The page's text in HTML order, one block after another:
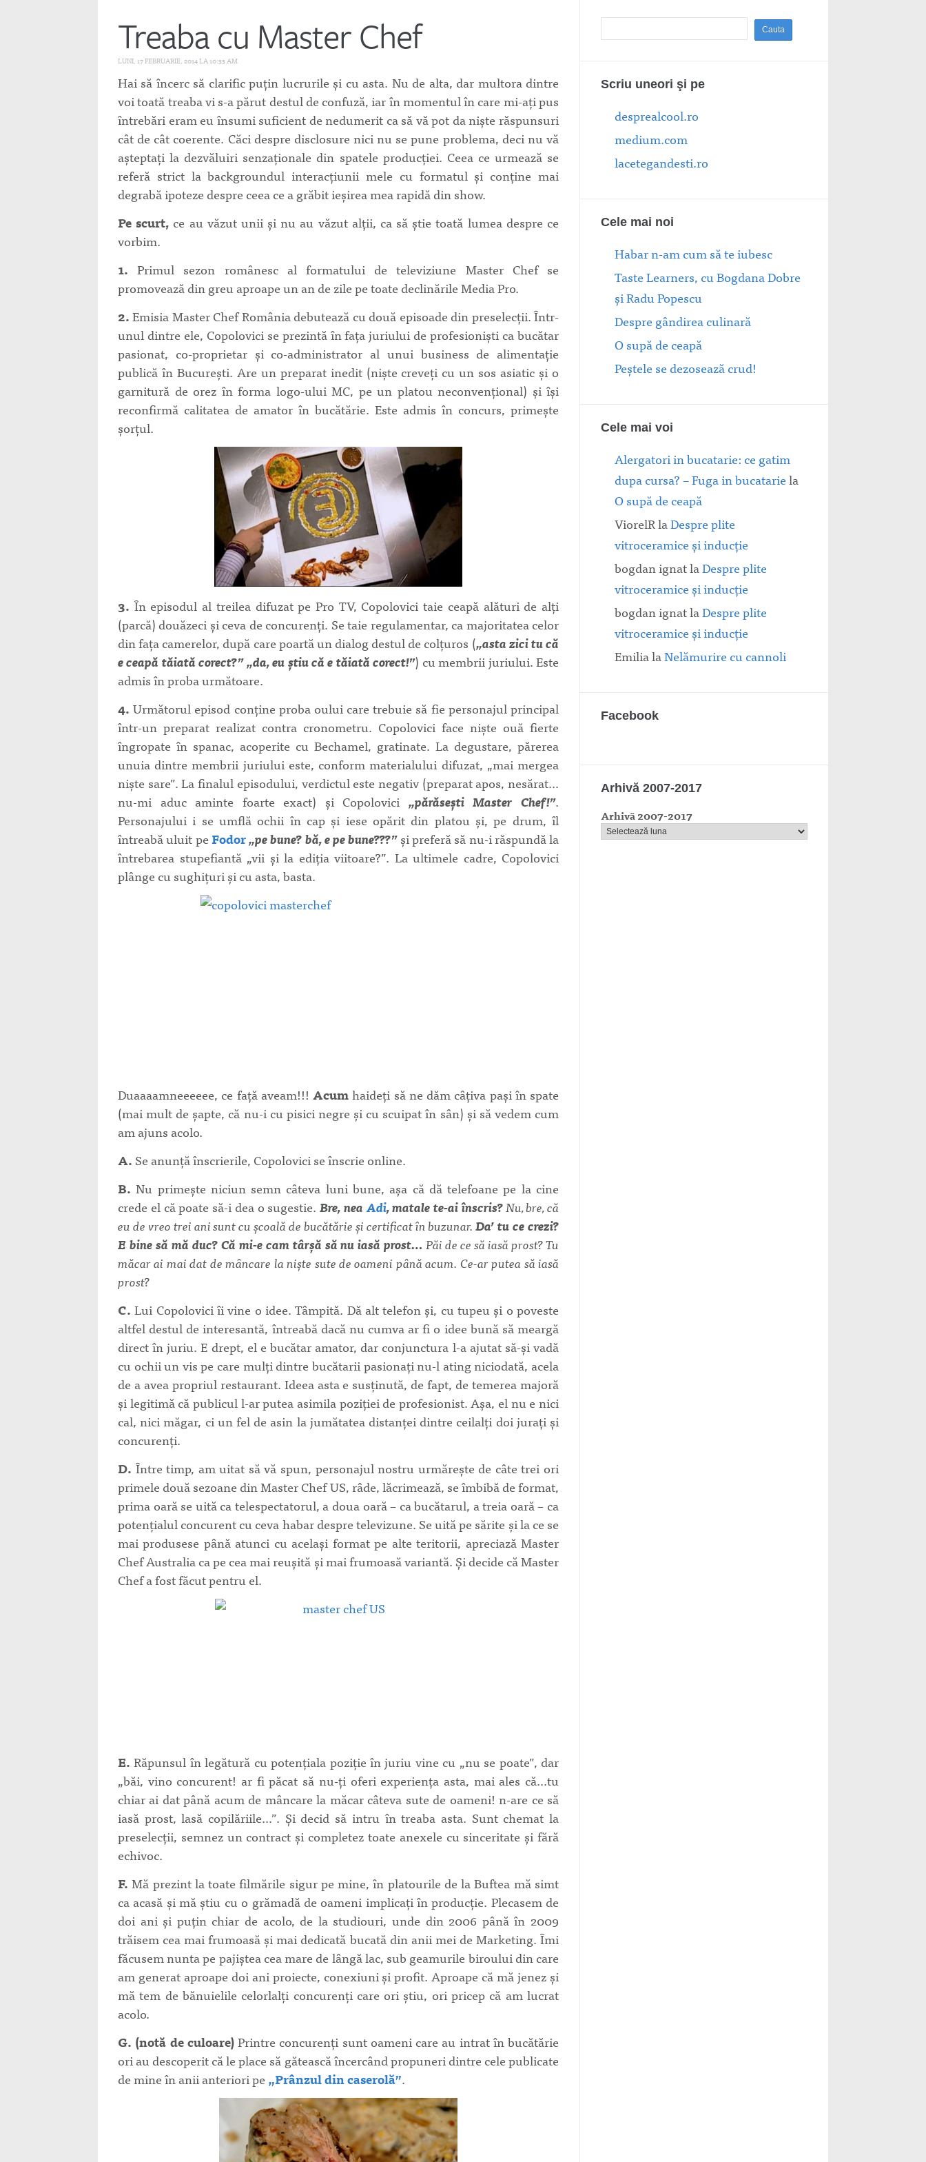
Treaba cu Master Chef
LUNI, 17 FEBRUARIE, 2014 LA 10:33 AM
Hai să încerc să clarific puţin lucrurile şi cu asta. Nu de alta, dar multora dintre
voi toată treaba vi s-a părut destul de confuză, iar în momentul în care mi-aţi pus
întrebări eram eu însumi suficient de nedumerit ca să vă pot da nişte răspunsuri
cât de cât coerente. Căci despre disclosure nici nu se pune problema, deci nu vă
aşteptaţi la dezvăluiri senzaţionale din spatele producţiei. Ceea ce urmează se
referă strict la backgroundul interacţiunii mele cu formatul şi conţine mai
degrabă ipoteze despre ceea ce a grăbit ieşirea mea rapidă din show.
Pe scurt, ce au văzut unii şi nu au văzut alţii, ca să ştie toată lumea despre ce
vorbim.
1. Primul sezon românesc al formatului de televiziune Master Chef se
promovează din greu aproape un an de zile pe toate declinările Media Pro.
2.Emisia Master Chef România debutează cu două episoade din preselecţii. Într-
unul dintre ele, Copolovici se prezintă în faţa juriului de profesionişti ca bucătar
pasionat, co-proprietar şi co-administrator al unui business de alimentaţie
publică în Bucureşti. Are un preparat inedit (nişte creveţi cu un sos asiatic şi o
garnitură de orez în forma logo-ului MC, pe un platou neconvenţional) şi îşi
reconfirmă calitatea de amator în bucătărie. Este admis în concurs, primeşte
şorţul.
3. În episodul al treilea difuzat pe Pro TV, Copolovici taie ceapă alături de alţi
(parcă) douăzeci şi ceva de concurenţi. Se taie regulamentar, ca majoritatea celor
din faţa camerelor, după care poartă un dialog destul de colţuros („asta zici tu că
e ceapă tăiată corect?” „da, eu ştiu că e tăiată corect!”) cu membrii juriului. Este
admis în proba următoare.
4. Următorul episod conţine proba oului care trebuie să fie personajul principal
într-un preparat realizat contra cronometru. Copolovici face nişte ouă fierte
îngropate în spanac, acoperite cu Bechamel, gratinate. La degustare, părerea
unuia dintre membrii juriului este, conform materialului difuzat, „mai mergea
nişte sare”. La finalul episodului, verdictul este negativ (preparat apos, nesărat…
nu-mi aduc aminte foarte exact) şi Copolovici „părăseşti Master Chef!”.
Personajului i se umflă ochii în cap şi iese opărit din platou şi, pe drum, îl
întreabă uluit peFodor„pe bune? bă, e pe bune???”şi preferă să nu-i răspundă la
întrebarea stupefiantă „vii şi la ediţia viitoare?”. La ultimele cadre, Copolovici
plânge cu sughiţuri şi cu asta, basta.
Duaaaamneeeeee, ce faţă aveam!!! Acumhaideţi să ne dăm câţiva paşi în spate
(mai mult de şapte, că nu-i cu pisici negre şi cu scuipat în sân) şi să vedem cum
am ajuns acolo.
A. Se anunţă înscrierile, Copolovici se înscrie online.
B. Nu primeşte niciun semn câteva luni bune, aşa că dă telefoane pe la cine
crede el că poate să-i dea o sugestie. Bre, neaAdi, matale te-ai înscris?Nu, bre, că
eu de vreo trei ani sunt cu şcoală de bucătărie şi certificat în buzunar.Da’ tu ce crezi?
E bine să mă duc? Că mi-e cam târşă să nu iasă prost… Păi de ce să iasă prost? Tu
măcar ai mai dat de mâncare la nişte sute de oameni până acum. Ce-ar putea să iasă
prost?
C. Lui Copolovici îi vine o idee. Tâmpită. Dă alt telefon şi, cu tupeu şi o poveste
altfel destul de interesantă, întreabă dacă nu cumva ar fi o idee bună să meargă
direct în juriu. E drept, el e bucătar amator, dar conjunctura l-a ajutat să-şi vadă
cu ochii un vis pe care mulţi dintre bucătarii pasionaţi nu-l ating niciodată, acela
de a avea propriul restaurant. Ideea asta e susţinută, de fapt, de temerea majoră
şi legitimă că publicul l-ar putea asimila poziţiei de profesionist. Aşa, el nu e nici
cal, nici măgar, ci un fel de asin la jumătatea distanţei dintre ceilalţi doi juraţi şi
concurenţi.
D. Între timp, am uitat să vă spun, personajul nostru urmăreşte de câte trei ori
primele două sezoane din Master Chef US, râde, lăcrimează, se îmbibă de format,
prima oară se uită ca telespectatorul, a doua oară – ca bucătarul, a treia oară – ca
potenţialul concurent cu ceva habar despre televizune. Se uită pe sărite şi la ce se
mai produsese până atunci cu acelaşi format pe alte teritorii, apreciază Master
Chef Australia ca pe cea mai reuşită şi mai frumoasă variantă. Şi decide că Master
Chef a fost făcut pentru el.
E. Răpunsul în legătură cu potenţiala poziţie în juriu vine cu „nu se poate”, dar
„băi, vino concurent! ar fi păcat să nu-ţi oferi experienţa asta, mai ales că…tu
chiar ai dat până acum de mâncare la măcar câteva sute de oameni! n-are ce să
iasă prost, lasă copilăriile…”. Şi decid să intru în treaba asta. Sunt chemat la
preselecţii, semnez un contract şi completez toate anexele cu sinceritate şi fără
echivoc.
F. Mă prezint la toate filmările sigur pe mine, în platourile de la Buftea mă simt
ca acasă şi mă ştiu cu o grămadă de oameni implicaţi în producţie. Plecasem de
doi ani şi puţin chiar de acolo, de la studiouri, unde din 2006 până în 2009
trăisem cea mai frumoasă şi mai dedicată bucată din anii mei de Marketing. Îmi
făcusem nunta pe pajiştea cea mare de lângă lac, sub geamurile biroului din care
am generat aproape doi ani proiecte, conexiuni şi profit. Aproape că mă jenez şi
mă tem de bănuielile celorlalţi concurenţi care ori ştiu, ori pricep că am lucrat
acolo.
G. (notă de culoare)Printre concurenţi sunt oameni care au intrat în bucătărie
ori au descoperit că le place să gătească încercând propuneri dintre cele publicate
de mine în anii anteriori pe „Prânzul din caserolă”.
Scriu uneori şi pe
desprealcool.ro
medium.com
lacetegandesti.ro
Cele mai noi
Habar n-am cum să te iubesc
Taste Learners, cu Bogdana Dobre
și Radu Popescu
Despre gândirea culinară
O supă de ceapă
Peștele se dezosează crud!
Cele mai voi
Alergatori in bucatarie: ce gatim
dupa cursa? – Fuga in bucatariela
O supă de ceapă
ViorelRlaDespre plite
vitroceramice şi inducţie
bogdan ignatlaDespre plite
vitroceramice şi inducţie
bogdan ignatlaDespre plite
vitroceramice şi inducţie
EmilialaNelămurire cu cannoli
Facebook
Arhivă 2007-2017
Arhivă 2007-2017